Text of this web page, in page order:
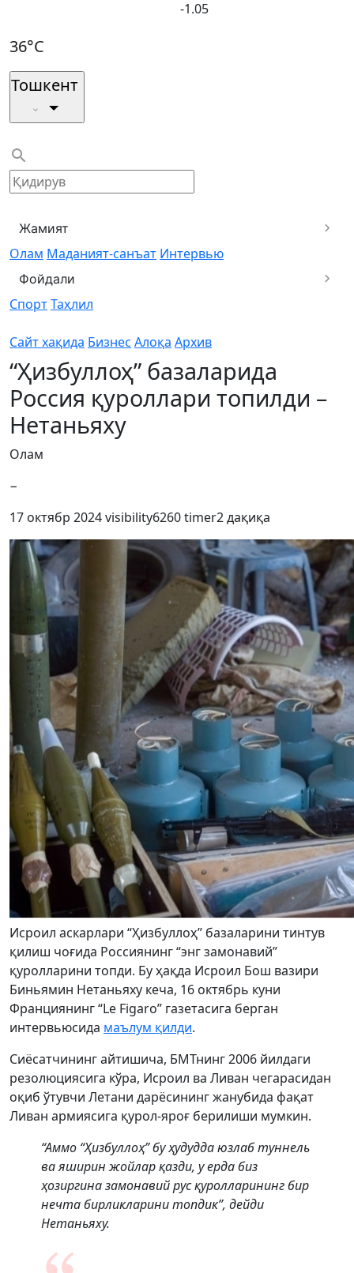
-1.05
36°C
Тошкент
Жамият
Олам Маданият-санъат Интервью
Фойдали
СпортТаҳлил
Сайт хақида Бизнес Алоқа Архив
“Ҳизбуллоҳ” базаларида
Россия қуроллари топилди –
Нетаньяху
Олам
−
17 октябр 2024visibility6260timer2 дақиқа
Исроил аскарлари “Ҳизбуллоҳ” базаларини тинтув
қилиш чоғида Россиянинг “энг замонавий”
қуролларини топди. Бу ҳақда Исроил Бош вазири
Биньямин Нетаньяху кеча, 16 октябрь куни
Франциянинг “Le Figaro” газетасига берган
интервьюсида маълум қилди.
Сиёсатчининг айтишича, БМТнинг 2006 йилдаги
резолюциясига кўра, Исроил ва Ливан чегарасидан
оқиб ўтувчи Летани дарёсининг жанубида фақат
Ливан армиясига қурол-яроғ берилиши мумкин.
“Аммо “Ҳизбуллоҳ” бу ҳудудда юзлаб туннель
ва яширин жойлар қазди, у ерда биз
ҳозиргина замонавий рус қуролларининг бир
нечта бирликларини топдик”, дейди
Нетаньяху.